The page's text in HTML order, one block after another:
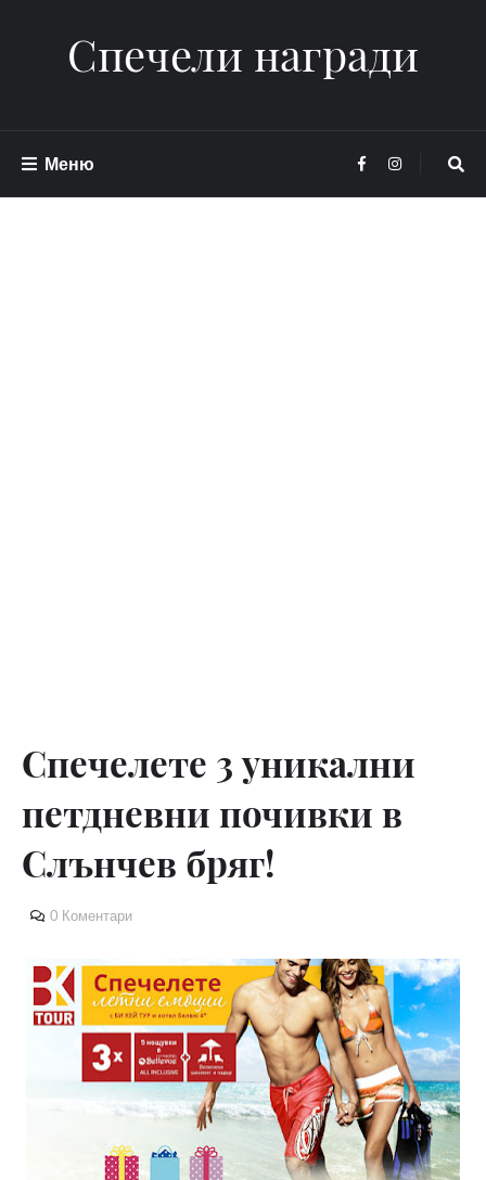
Спечели награди
Меню
Спечелете 3 уникални
петдневни почивки в
Слънчев бряг!
0 Коментари